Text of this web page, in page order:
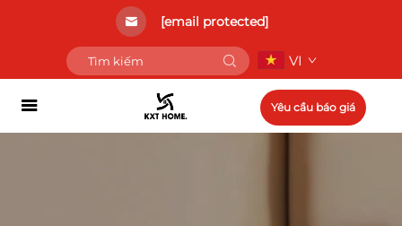
[email protected]
VI
Yêu cầu báo giá